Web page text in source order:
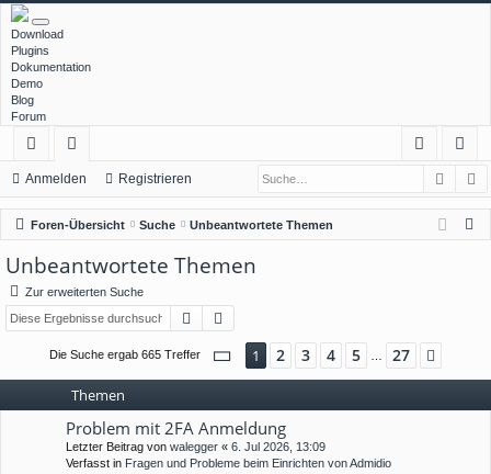
Download
Plugins
Dokumentation
Demo
Blog
Forum
ch
ne
llz
ug
rif
or
en
m
el
ist
rie
Anmelden Registrieren
Foren-Übersicht Suche Unbeantwortete Themen
Unbeantwortete Themen
Zur erweiterten Suche
Suche
Die Suche ergab 665 Treffer Seite 1 von 27
1 2 3 4 5 27
Themen
Problem mit 2FA Anmeldung
Letzter Beitrag von walegger « 6. Jul 2026, 13:09
Verfasst in Fragen und Probleme beim Einrichten von Admidio